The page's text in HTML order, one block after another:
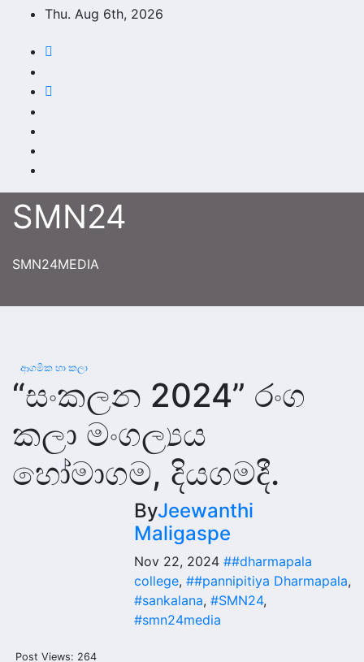
content
Thu. Aug 6th, 2026
SMN24
SMN24MEDIA
ආගමික හා කලා
“සංකලන 2024” රංග
කලා මංගල්‍යය
හෝමාගම, දියගමදී.
ByJeewanthi
Maligaspe
Nov 22, 2024 ##dharmapala
college, ##pannipitiya Dharmapala,
#sankalana, #SMN24,
#smn24media
Post Views: 264